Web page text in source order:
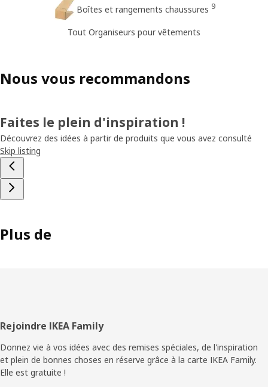
Boîtes et rangements chaussures 9
Tout Organiseurs pour vêtements
Nous vous recommandons
Faites le plein d'inspiration !
Découvrez des idées à partir de produits que vous avez consulté
Skip listing
Plus de
Pied
de
page
Rejoindre IKEA Family
Donnez vie à vos idées avec des remises spéciales, de l'inspiration
et plein de bonnes choses en réserve grâce à la carte IKEA Family.
Elle est gratuite !